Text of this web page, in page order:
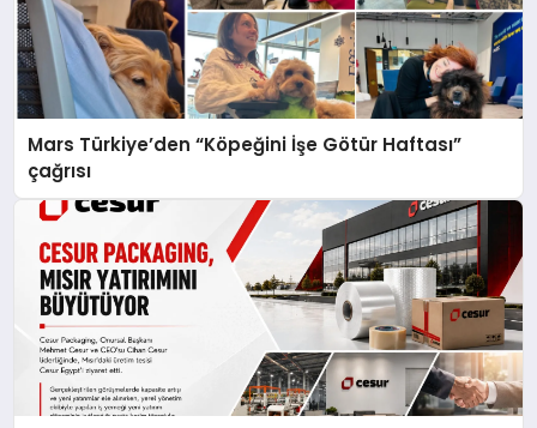
Mars Türkiye’den “Köpeğini İşe Götür Haftası”
çağrısı